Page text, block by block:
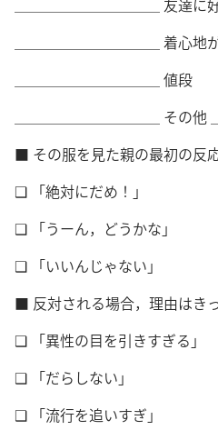
＿＿＿＿＿＿＿＿＿＿ 友達に
＿＿＿＿＿＿＿＿＿＿ 着心地
＿＿＿＿＿＿＿＿＿＿ 値段
＿＿＿＿＿＿＿＿＿＿ その他
■ その服を見た親の最初の
❑ 「絶対にだめ！」
❑ 「うーん，どうかな」
❑ 「いいんじゃない」
■ 反対される場合，理由は
❑ 「異性の目を引きすぎる」
❑ 「だらしない」
❑ 「流行を追いすぎ」